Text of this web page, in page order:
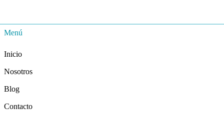
Menú
Inicio
Nosotros
Blog
Contacto